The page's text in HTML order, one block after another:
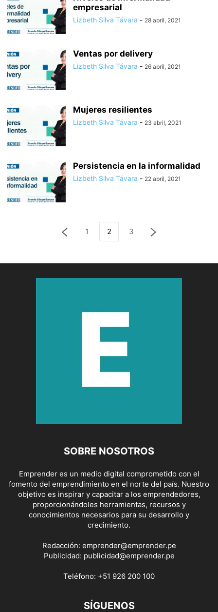
empresarial
Lizbeth Silva Távara - 28 abril, 2021
Ventas por delivery
Lizbeth Silva Távara - 26 abril, 2021
Mujeres resilientes
Lizbeth Silva Távara - 23 abril, 2021
Persistencia en la informalidad
Lizbeth Silva Távara - 22 abril, 2021
1 2 3
SOBRE NOSOTROS
Emprender es un medio digital comprometido con el
fomento del emprendimiento en el norte del país. Nuestro
objetivo es inspirar y capacitar a los emprendedores,
proporcionándoles herramientas, recursos y
conocimientos necesarios para su desarrollo y
crecimiento.
Redacción: emprender@emprender.pe
Publicidad: publicidad@emprender.pe
Teléfono: +51 926 200 100
SÍGUENOS